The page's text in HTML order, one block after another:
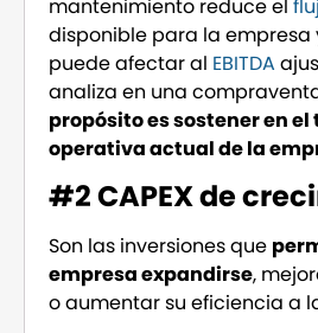
mantenimiento reduce el
disponible para la empresa
puede afectar al EBITDA
analiza en una
propósito es sostener en
operativa actual de la
#2 CAPEX de
Son las inversiones que
empresa expandirse,
o aumentar su eficiencia a